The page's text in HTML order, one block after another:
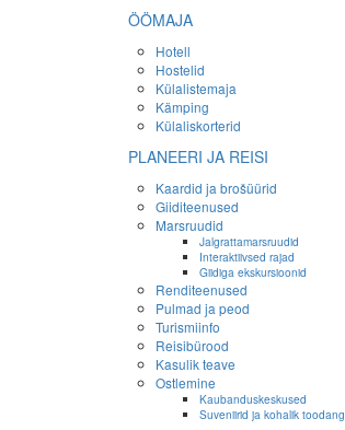
ÖÖMAJA
Hotell
Hostelid
Külalistemaja
Kämping
Külaliskorterid
PLANEERI JA REISI
Kaardid ja brošüürid
Giiditeenused
Marsruudid
Jalgrattamarsruudid
Interaktiivsed rajad
Giidiga ekskursioonid
Renditeenused
Pulmad ja peod
Turismiinfo
Reisibürood
Kasulik teave
Ostlemine
Kaubanduskeskused
Suveniirid ja kohalik toodang